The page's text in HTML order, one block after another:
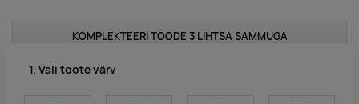
KOMPLEKTEERI TOODE 3 LIHTSA SAMMUGA
1. Vali toote värv